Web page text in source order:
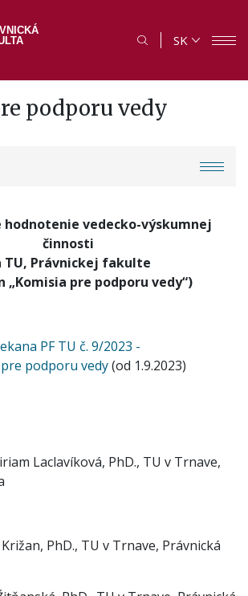
SK
podporu vedy
hodnotenie vedecko-výskumnej
činnosti
TU, Právnickej fakulte
„Komisia pre podporu vedy“)
PF TU č. 9/2023 -
podporu vedy(od 1.9.2023)
Laclavíková, PhD., TU v Trnave,
PhD., TU v Trnave, Právnická